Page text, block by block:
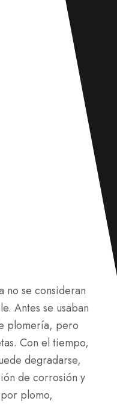
no se consideran
Antes se usaban
plomería, pero
Con el tiempo,
degradarse,
de corrosión y
plomo,